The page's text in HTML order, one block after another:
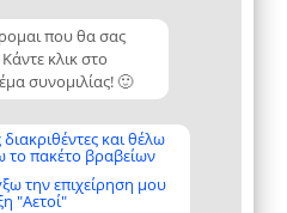
που θα σας
κλικ στο
συνομιλίας! 🙂
και θέλω
πακέτο βραβείων
την επιχείρηση μου
"Αετοί"